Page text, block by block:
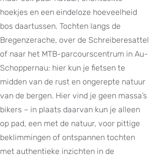
hoekjes en een eindeloze hoeveelheid
bos daartussen. Tochten langs de
Bregenzerache, over de Schreiberesattel
of naar het MTB-parcourscentrum in Au-
Schoppernau: hier kun je fietsen te
midden van de rust en ongerepte natuur
van de bergen. Hier vind je geen massa’s
bikers – in plaats daarvan kun je alleen
op pad, een met de natuur, voor pittige
beklimmingen of ontspannen tochten
met authentieke inzichten in de